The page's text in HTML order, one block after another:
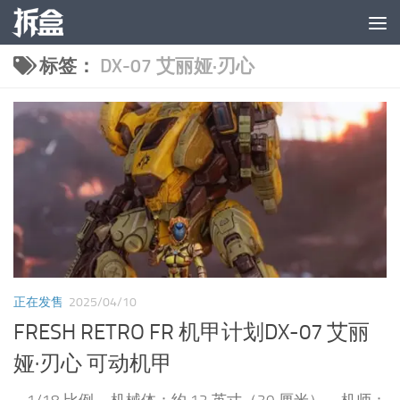
跳至内容
标签： DX-07 艾丽娅·刃心
正在发售 2025/04/10
FRESH RETRO FR 机甲计划DX-07 艾丽
娅·刃心 可动机甲